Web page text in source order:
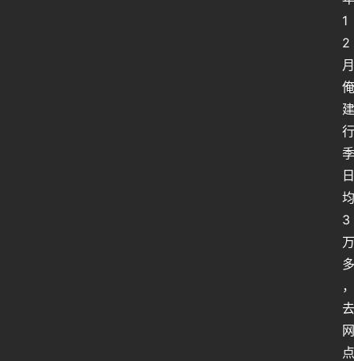
1
2
月
俺
建
行
季
日
均
3
万
多
，
去
网
点